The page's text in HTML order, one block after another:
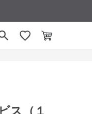
ス（１